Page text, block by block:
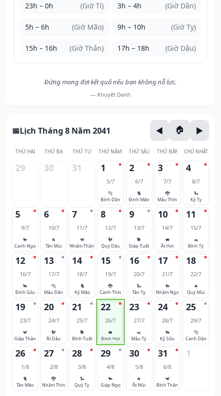
23h – 0h (Giờ Tí) 3h – 4h (Giờ Dần)
5h – 6h (Giờ Mão) 9h – 10h (Giờ Tỵ)
15h – 16h (Giờ Thân) 17h – 18h (Giờ Dậu)
Đừng mong đợi kết quả nếu bạn không nỗ lực.
— Khuyết Danh
Lịch Tháng 8 Năm 2041
THỨ HAI THỨ BA THỨ TƯ THỨ NĂM THỨ SÁU THỨ BẢY CHỦ NHẬT
29 30 31 1
5/7
🐅
Bính Dần
2
6/7
🐈
Đinh Mão
3
7/7
🐉
Mậu Thìn
4
8/7
🐍
Kỷ Tỵ
5
9/7
🐎
Canh Ngọ
6
10/7
🐐
Tân Mùi
7
11/7
🐒
Nhâm Thân
8
12/7
🐓
Quý Dậu
9
13/7
🐕
Giáp Tuất
10
14/7
🐖
Ất Hợi
11
15/7
🐀
Bính Tý
12
16/7
🐂
Đinh Sửu
13
17/7
🐅
Mậu Dần
14
18/7
🐈
Kỷ Mão
15
19/7
🐉
Canh Thìn
16
20/7
🐍
Tân Tỵ
17
21/7
🐎
Nhâm Ngọ
18
22/7
🐐
Quý Mùi
19
23/7
🐒
Giáp Thân
20
24/7
🐓
Ất Dậu
21
25/7
🐕
Bính Tuất
22
26/7
🐖
Đinh Hợi
23
27/7
🐀
Mậu Tý
24
28/7
🐂
Kỷ Sửu
25
29/7
🐅
Canh Dần
26
1/8
🐈
Tân Mão
27
2/8
🐉
Nhâm Thìn
28
3/8
🐍
Quý Tỵ
29
4/8
🐎
Giáp Ngọ
30
5/8
🐐
Ất Mùi
31
6/8
🐒
Bính Thân
1